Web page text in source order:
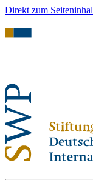
Direkt zum